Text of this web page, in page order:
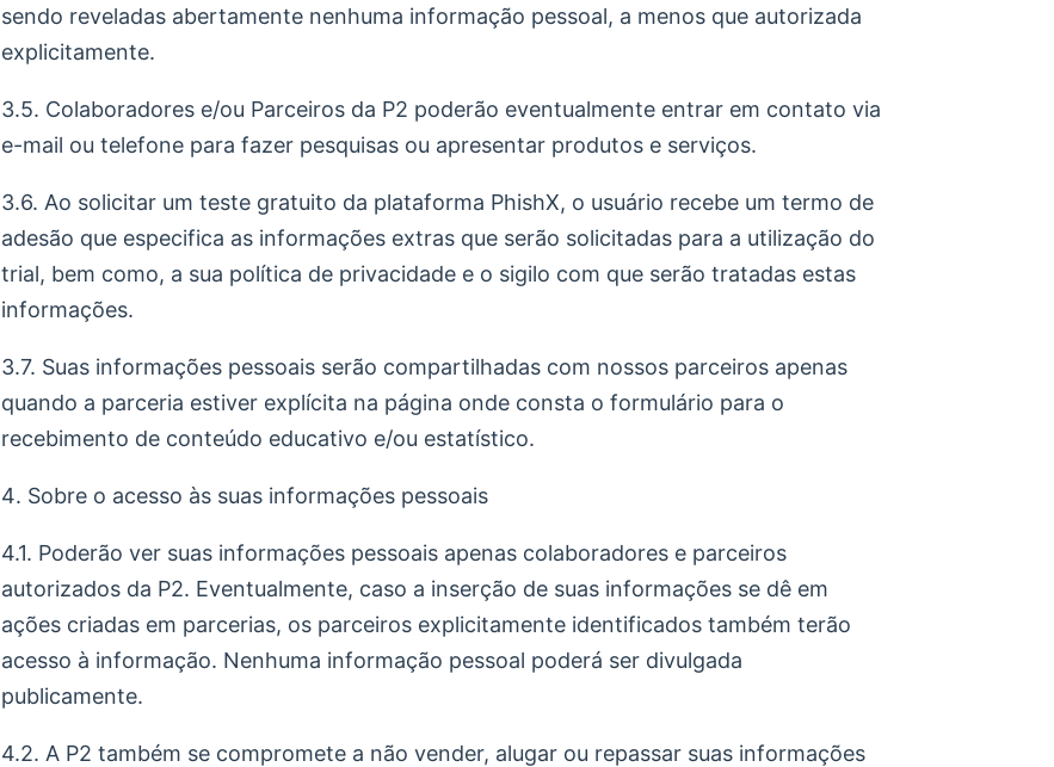
sendo reveladas abertamente nenhuma informação pessoal, a menos que autorizada
explicitamente.
3.5. Colaboradores e/ou Parceiros da P2 poderão eventualmente entrar em contato via
e-mail ou telefone para fazer pesquisas ou apresentar produtos e serviços.
3.6. Ao solicitar um teste gratuito da plataforma PhishX, o usuário recebe um termo de
adesão que especifica as informações extras que serão solicitadas para a utilização do
trial, bem como, a sua política de privacidade e o sigilo com que serão tratadas estas
informações.
3.7. Suas informações pessoais serão compartilhadas com nossos parceiros apenas
quando a parceria estiver explícita na página onde consta o formulário para o
recebimento de conteúdo educativo e/ou estatístico.
Sobre o acesso às suas informações pessoais
4.1. Poderão ver suas informações pessoais apenas colaboradores e parceiros
autorizados da P2. Eventualmente, caso a inserção de suas informações se dê em
ações criadas em parcerias, os parceiros explicitamente identificados também terão
acesso à informação. Nenhuma informação pessoal poderá ser divulgada
publicamente.
4.2. A P2 também se compromete a não vender, alugar ou repassar suas informações